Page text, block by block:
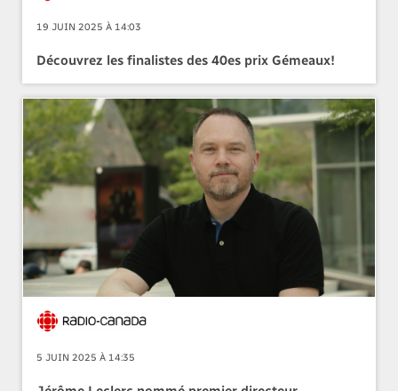
19 JUIN 2025 À 14:03
Découvrez les finalistes des 40es prix Gémeaux!
5 JUIN 2025 À 14:35